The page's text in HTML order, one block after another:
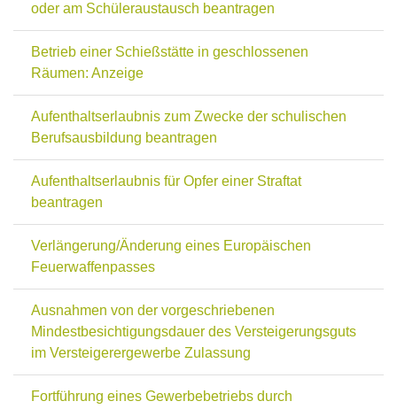
oder am Schüleraustausch beantragen
Betrieb einer Schießstätte in geschlossenen
Räumen: Anzeige
Aufenthaltserlaubnis zum Zwecke der schulischen
Berufsausbildung beantragen
Aufenthaltserlaubnis für Opfer einer Straftat
beantragen
Verlängerung/Änderung eines Europäischen
Feuerwaffenpasses
Ausnahmen von der vorgeschriebenen
Mindestbesichtigungsdauer des Versteigerungsguts
im Versteigerergewerbe Zulassung
Fortführung eines Gewerbebetriebs durch